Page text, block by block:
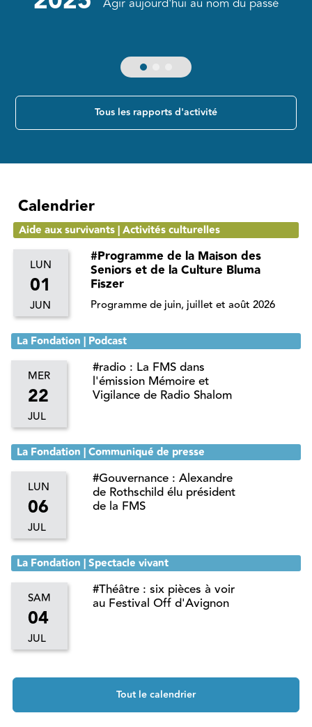
Tous les rapports d'activité
Calendrier
LUN
01
JUN
Aide aux survivants | Activités culturelles
#Programme de la Maison des
Seniors et de la Culture Bluma
Fiszer
Programme de juin, juillet et août 2026
MER
22
JUL
La Fondation | Podcast
#radio : La FMS dans
l'émission Mémoire et
Vigilance de Radio Shalom
LUN
06
JUL
La Fondation | Communiqué de presse
#Gouvernance : Alexandre
de Rothschild élu président
de la FMS
SAM
04
JUL
La Fondation | Spectacle vivant
#Théâtre : six pièces à voir
au Festival Off d'Avignon
Tout le calendrier